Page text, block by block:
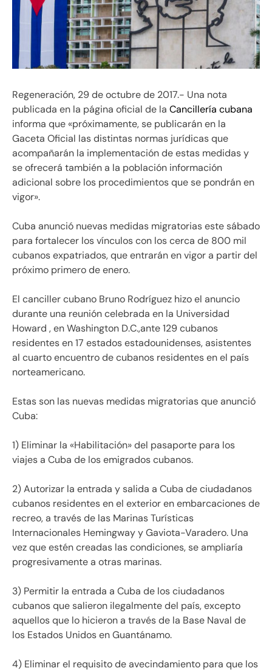
Regeneración, 29 de octubre de 2017.- Una nota
publicada en la página oficial de la Cancillería cubana
informa que «próximamente, se publicarán en la
Gaceta Oficial las distintas normas jurídicas que
acompañarán la implementación de estas medidas y
se ofrecerá también a la población información
adicional sobre los procedimientos que se pondrán en
vigor».
Cuba anunció nuevas medidas migratorias este sábado
para fortalecer los vínculos con los cerca de 800 mil
cubanos expatriados, que entrarán en vigor a partir del
próximo primero de enero.
El canciller cubano Bruno Rodríguez hizo el anuncio
durante una reunión celebrada en la Universidad
Howard , en Washington D.C.,ante 129 cubanos
residentes en 17 estados estadounidenses, asistentes
al cuarto encuentro de cubanos residentes en el país
norteamericano.
Estas son las nuevas medidas migratorias que anunció
Cuba:
1) Eliminar la «Habilitación» del pasaporte para los
viajes a Cuba de los emigrados cubanos.
2) Autorizar la entrada y salida a Cuba de ciudadanos
cubanos residentes en el exterior en embarcaciones de
recreo, a través de las Marinas Turísticas
Internacionales Hemingway y Gaviota-Varadero. Una
vez que estén creadas las condiciones, se ampliaría
progresivamente a otras marinas.
3) Permitir la entrada a Cuba de los ciudadanos
cubanos que salieron ilegalmente del país, excepto
aquellos que lo hicieron a través de la Base Naval de
los Estados Unidos en Guantánamo.
4) Eliminar el requisito de avecindamiento para que los